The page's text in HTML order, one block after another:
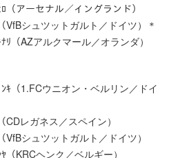
ーセナル／イングランド）
シュツットガルト／ドイツ）＊
AZアルクマール／オランダ）
1.FCウニオン・ベルリン／ドイ
レガネス／スペイン）
シュツットガルト／ドイツ）
ヘンク／ベルギー）